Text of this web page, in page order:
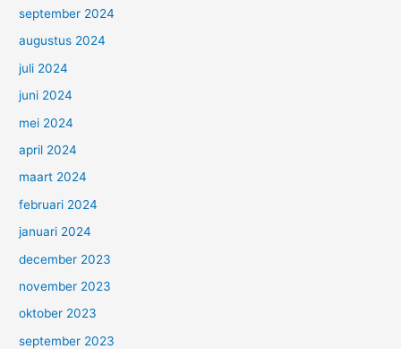
september 2024
augustus 2024
juli 2024
juni 2024
mei 2024
april 2024
maart 2024
februari 2024
januari 2024
december 2023
november 2023
oktober 2023
september 2023